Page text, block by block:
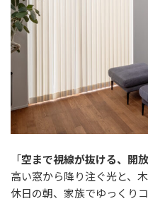
「空まで視線が抜ける、開放
高い窓から降り注ぐ光と、
休日の朝、家族でゆっくり